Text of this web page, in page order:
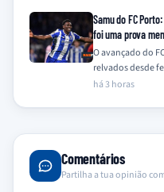
Samu do FC
foi uma prova
O avançado do
relvados desde
joelho,
há 3 horas
Comentários
Partilha a tua opinião